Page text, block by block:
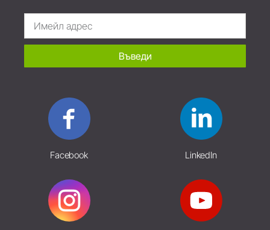
Въведи
Facebook LinkedIn